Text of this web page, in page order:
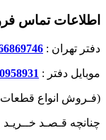
اطلاعات تماس
دفتر تهران : 021
موبایل دفتر :
(فـروش انواع قطعات
چنانچه قـصـد خــریـد